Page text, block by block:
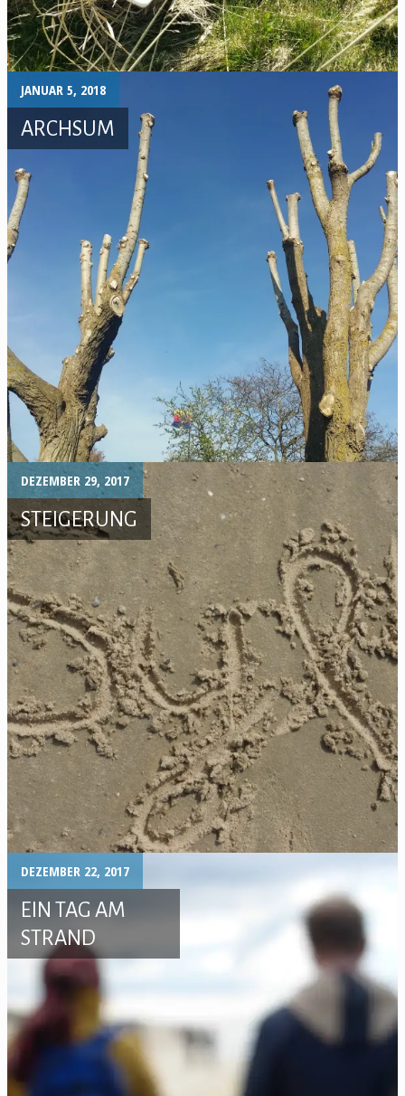
JANUAR 5, 2018
ARCHSUM
DEZEMBER 29, 2017
STEIGERUNG
DEZEMBER 22, 2017
EIN TAG AM
STRAND